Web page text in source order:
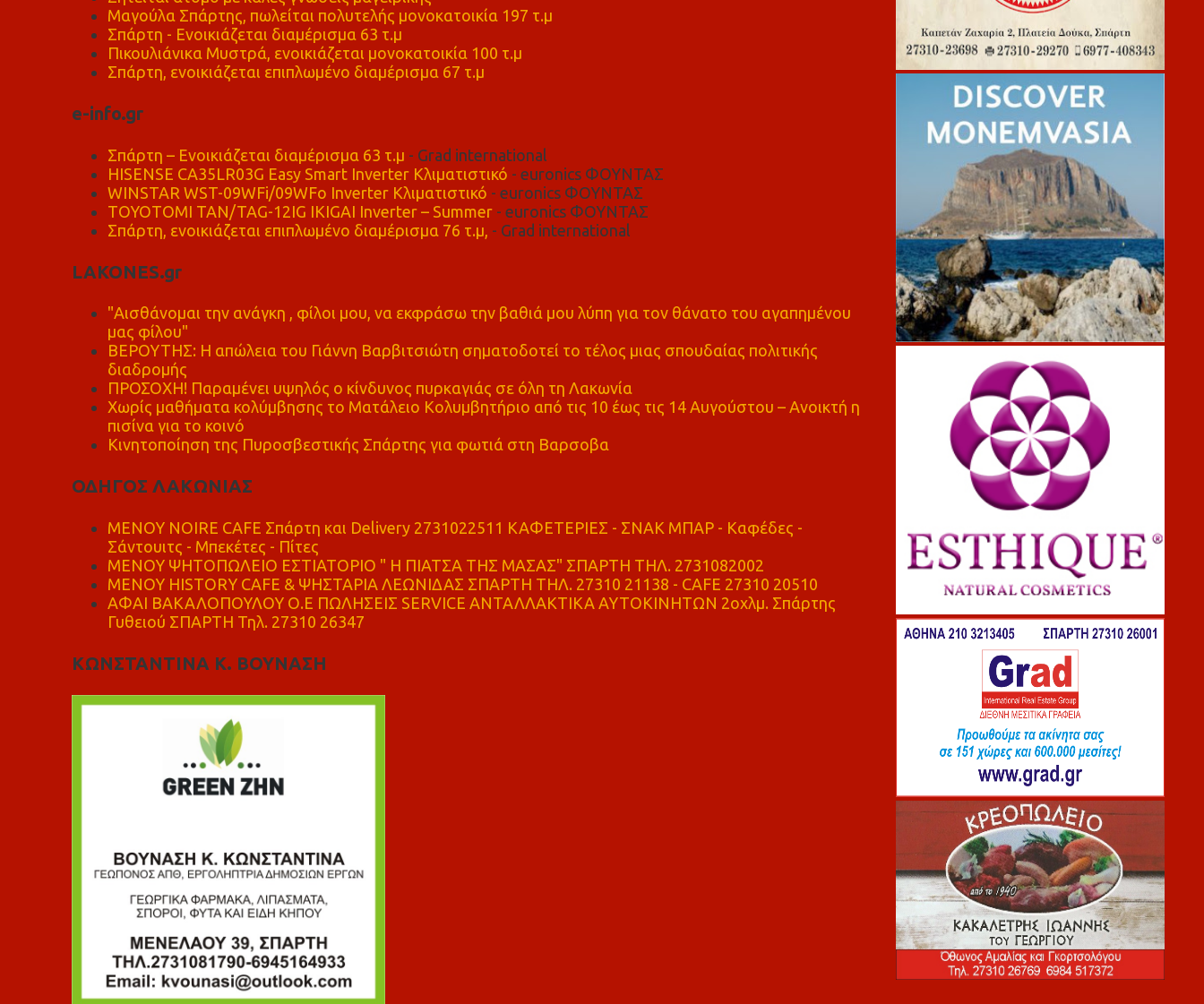
Μαγούλα Σπάρτης, πωλείται πολυτελής μονοκατοικία 197 τ.μ
Σπάρτη - Ενοικιάζεται διαμέρισμα 63 τ.μ
Πικουλιάνικα Μυστρά, ενοικιάζεται μονοκατοικία 100 τ.μ
Σπάρτη, ενοικιάζεται επιπλωμένο διαμέρισμα 67 τ.μ
e-info.gr
Σπάρτη – Ενοικιάζεται διαμέρισμα 63 τ.μ - Grad international
HISENSE CA35LR03G Easy Smart Inverter Κλιματιστικό - euronics ΦΟΥΝΤΑΣ
WINSTAR WST-09WFi/09WFo Inverter Κλιματιστικό - euronics ΦΟΥΝΤΑΣ
TOYOTOMI TAN/TAG-12IG IKIGAI Inverter – Summer- euronics ΦΟΥΝΤΑΣ
Σπάρτη, ενοικιάζεται επιπλωμένο διαμέρισμα 76 τ.μ, - Grad international
LAKONES.gr
"Αισθάνομαι την ανάγκη , φίλοι μου, να εκφράσω την βαθιά μου λύπη για τον θάνατο του αγαπημένου
μας φίλου"
ΒΕΡΟΥΤΗΣ: Η απώλεια του Γιάννη Βαρβιτσιώτη σηματοδοτεί το τέλος μιας σπουδαίας πολιτικής
διαδρομής
ΠΡΟΣΟΧΗ! Παραμένει υψηλός ο κίνδυνος πυρκαγιάς σε όλη τη Λακωνία
Χωρίς μαθήματα κολύμβησης το Ματάλειο Κολυμβητήριο από τις 10 έως τις 14 Αυγούστου – Ανοικτή η
πισίνα για το κοινό
Κινητοποίηση της Πυροσβεστικής Σπάρτης για φωτιά στη Βαρσοβα
ΟΔΗΓΟΣ ΛΑΚΩΝΙΑΣ
MENOY NOIRE CAFE Σπάρτη και Delivery 2731022511 ΚΑΦΕΤΕΡΙΕΣ - ΣΝΑΚ ΜΠΑΡ - Καφέδες -
Σάντουιτς - Μπεκέτες - Πίτες
ΜΕΝΟΥ ΨΗΤΟΠΩΛΕΙΟ ΕΣΤΙΑΤΟΡΙΟ " Η ΠΙΑΤΣΑ ΤΗΣ ΜΑΣΑΣ" ΣΠΑΡΤΗ ΤΗΛ. 2731082002
ΜΕΝΟΥ HISTORY CAFE & ΨΗΣΤΑΡΙΑ ΛΕΩΝΙΔΑΣ ΣΠΑΡΤΗ ΤΗΛ. 27310 21138 - CAFE 27310 20510
ΑΦΑΙ ΒΑΚΑΛΟΠΟΥΛΟΥ Ο.Ε ΠΩΛΗΣΕΙΣ SERVICE ΑΝΤΑΛΛΑΚΤΙΚΑ ΑΥΤΟΚΙΝΗΤΩΝ 2οχλμ. Σπάρτης
Γυθειού ΣΠΑΡΤΗ Τηλ. 27310 26347
ΚΩΝΣΤΑΝΤΙΝΑ Κ. ΒΟΥΝΑΣΗ